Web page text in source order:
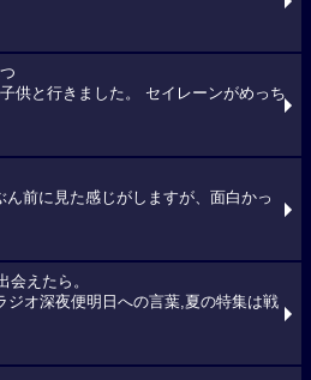
供と行きました。 セイレーンがめっち
前に見た感じがしますが、面白かっ
会えたら。
ジオ深夜便明日への言葉,夏の特集は戦